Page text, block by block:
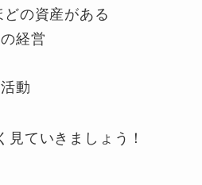
の資産がある
経営
動
見ていきましょう！